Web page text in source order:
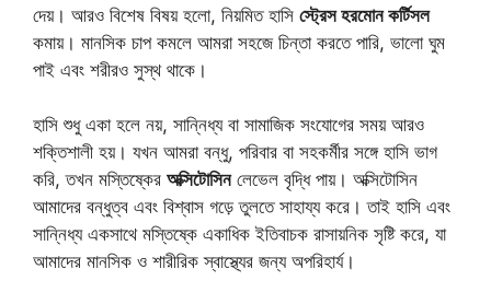
দেয়। আরও বিশেষ বিষয় হলো, নিয়মিত হাসি স্ট্রেস হরমোন কর্টিসল
কমায়। মানসিক চাপ কমলে আমরা সহজে চিন্তা করতে পারি, ভালো ঘুম
পাই এবং শরীরও সুস্থ থাকে।
হাসি শুধু একা হলে নয়, সান্নিধ্য বা সামাজিক সংযোগের সময় আরও
শক্তিশালী হয়। যখন আমরা বন্ধু, পরিবার বা সহকর্মীর সঙ্গে হাসি ভাগ
করি, তখন মস্তিষ্কের অক্সিটোসিনলেভেল বৃদ্ধি পায়। অক্সিটোসিন
আমাদের বন্ধুত্ব এবং বিশ্বাস গড়ে তুলতে সাহায্য করে। তাই হাসি এবং
সান্নিধ্য একসাথে মস্তিষ্কে একাধিক ইতিবাচক রাসায়নিক সৃষ্টি করে, যা
আমাদের মানসিক ও শারীরিক স্বাস্থ্যের জন্য অপরিহার্য।